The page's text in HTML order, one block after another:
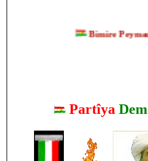
Bimire
Partîya